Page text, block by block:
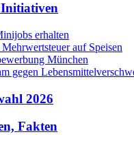
erhalten
auf Speisen
München
gegen
2026
Fakten